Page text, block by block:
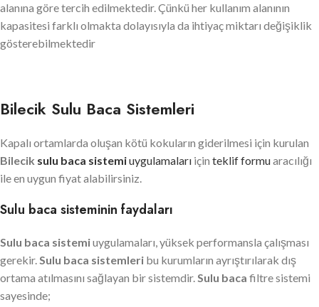
alanına göre tercih edilmektedir. Çünkü her kullanım alanının
kapasitesi farklı olmakta dolayısıyla da ihtiyaç miktarı değişiklik
gösterebilmektedir
Bilecik Sulu Baca Sistemleri
Kapalı ortamlarda oluşan kötü kokuların giderilmesi için kurulan
Bilecik sulu baca sistemiuygulamaları için teklif formuaracılığı
ile en uygun fiyat alabilirsiniz.
Sulu baca sisteminin faydaları
Sulu baca sistemiuygulamaları, yüksek performansla çalışması
gerekir.Sulu baca sistemleri bu kurumların ayrıştırılarak dış
ortama atılmasını sağlayan bir sistemdir.Sulu baca filtre sistemi
sayesinde;